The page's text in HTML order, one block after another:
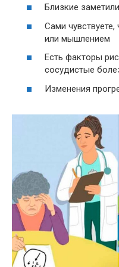
Близкие
Сами
или мышлением
Есть факторы
сосудистые
Изменения